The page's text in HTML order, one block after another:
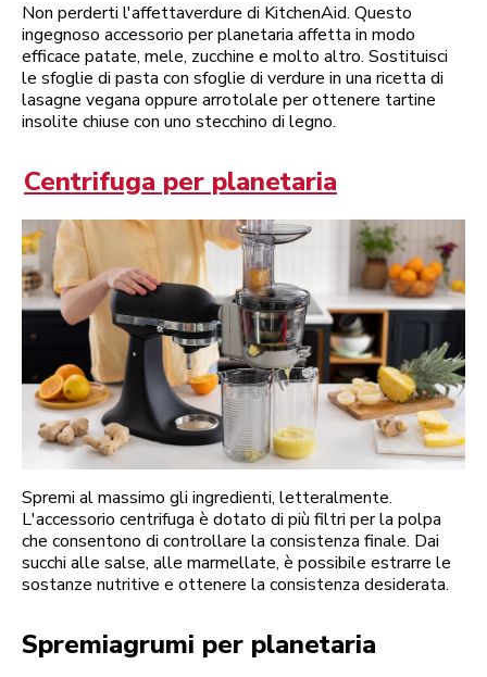
Non perderti l'affettaverdure di KitchenAid. Questo
ingegnoso accessorio per planetaria affetta in modo
efficace patate, mele, zucchine e molto altro. Sostituisci
le sfoglie di pasta con sfoglie di verdure in una ricetta di
lasagne vegana oppure arrotolale per ottenere tartine
insolite chiuse con uno stecchino di legno.
Centrifuga per planetaria
Spremi al massimo gli ingredienti, letteralmente.
L'accessorio centrifuga è dotato di più filtri per la polpa
che consentono di controllare la consistenza finale. Dai
succhi alle salse, alle marmellate, è possibile estrarre le
sostanze nutritive e ottenere la consistenza desiderata.
Spremiagrumi per planetaria